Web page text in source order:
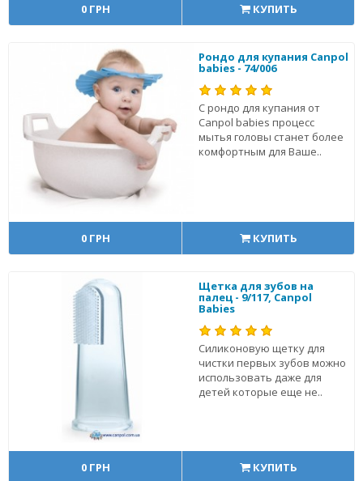
0 ГРН КУПИТЬ
Рондо для купания Canpol
babies - 74/006
С рондо для купания от
Canpol babies процесс
мытья головы станет более
комфортным для Ваше..
0 ГРН КУПИТЬ
Щетка для зубов на
палец - 9/117, Canpol
Babies
Силиконовую щетку для
чистки первых зубов можно
использовать даже для
детей которые еще не..
0 ГРН КУПИТЬ